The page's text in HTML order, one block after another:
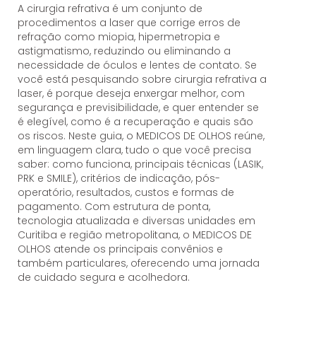
A cirurgia refrativa é um conjunto de
procedimentos a laser que corrige erros de
refração como miopia, hipermetropia e
astigmatismo, reduzindo ou eliminando a
necessidade de óculos e lentes de contato. Se
você está pesquisando sobre cirurgia refrativa a
laser, é porque deseja enxergar melhor, com
segurança e previsibilidade, e quer entender se
é elegível, como é a recuperação e quais são
os riscos. Neste guia, o MEDICOS DE OLHOS reúne,
em linguagem clara, tudo o que você precisa
saber: como funciona, principais técnicas (LASIK,
PRK e SMILE), critérios de indicação, pós-
operatório, resultados, custos e formas de
pagamento. Com estrutura de ponta,
tecnologia atualizada e diversas unidades em
Curitiba e região metropolitana, o MEDICOS DE
OLHOS atende os principais convênios e
também particulares, oferecendo uma jornada
de cuidado segura e acolhedora.